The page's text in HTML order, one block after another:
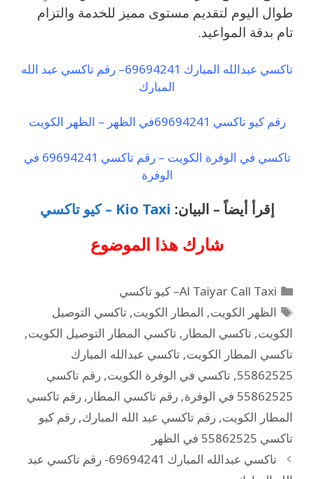
طوال اليوم لتقديم مستوى مميز للخدمة والتزام
تام بدقة المواعيد.
تاكسي عبدالله المبارك 69694241– رقم تاكسي عبد الله
المبارك
رقم كيو تاكسي 69694241في الظهر – الظهر الكويت
تاكسي في الوفرة الكويت – رقم تاكسي 69694241 في
الوفرة
إقرأ أيضاً – البيان: Kio Taxi – كيو تاكسي
شارك هذا الموضوع
Al Taiyar Call Taxi– كيو تاكسي
الظهر الكويت, المطار الكويت,تاكسي التوصيل
الكويت, تاكسي المطار , تاكسي المطار التوصيل الكويت,
تاكسي المطار الكويت, تاكسي عبدالله المبارك
55862525
, تاكسي في الوفرة الكويت, رقم تاكسي
55862525 في الوفرة
, رقم تاكسي المطار , رقم تاكسي
المطار الكويت, رقم تاكسي عبد الله المبارك, رقم كيو
تاكسي 55862525 في الظهر
تاكسي عبدالله المبارك 69694241- رقم تاكسي عبد